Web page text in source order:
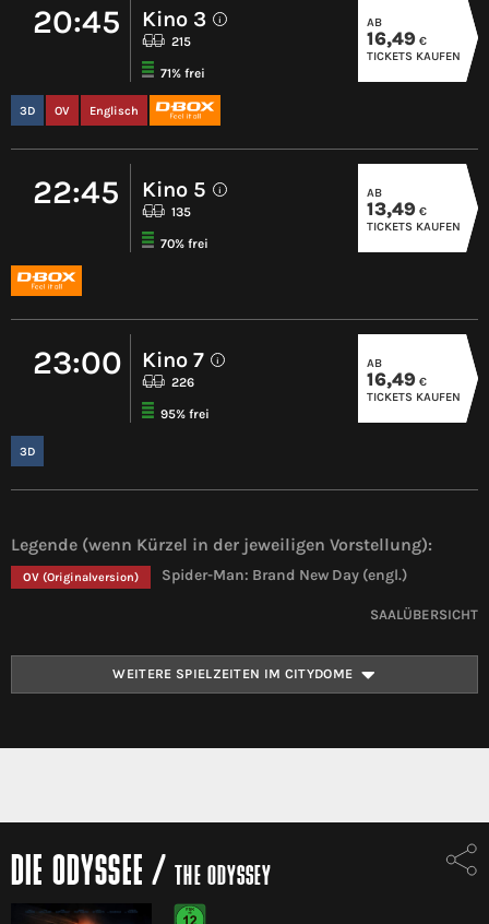
20:45 Kino 3 i
215
71% frei
3D OV Englisch
AB
16,49 €
TICKETS KAUFEN
22:45 Kino 5 i
135
70% frei
AB
13,49 €
TICKETS KAUFEN
23:00 Kino 7 i
226
95% frei
3D
AB
16,49 €
TICKETS KAUFEN
Legende (wenn Kürzel in der jeweiligen Vorstellung):
OV (Originalversion) Spider-Man: Brand New Day (engl.)
SAALÜBERSICHT
WEITERE SPIELZEITEN IM CITYDOME
DIE ODYSSEE /THE ODYSSEY